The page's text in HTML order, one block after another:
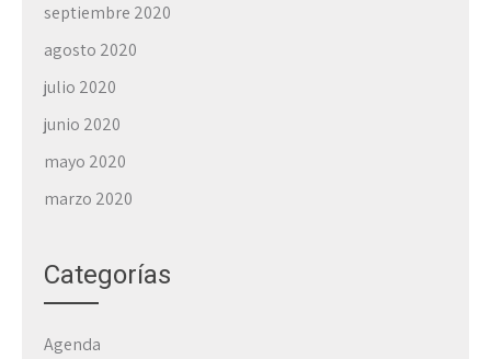
septiembre 2020
agosto 2020
julio 2020
junio 2020
mayo 2020
marzo 2020
Categorías
Agenda